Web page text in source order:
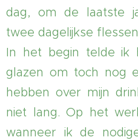
dag, om de laatste
twee dagelijkse
In het begin telde ik
glazen om toch nog
hebben over mijn
niet lang. Op het
wanneer ik de